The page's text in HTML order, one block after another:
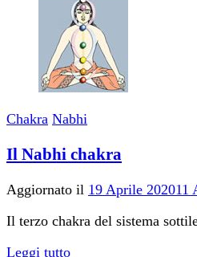
Chakra Nabhi
Il Nabhi chakra
Aggiornato il 19 Aprile 202011
Il terzo chakra del sistema
Leggi tutto